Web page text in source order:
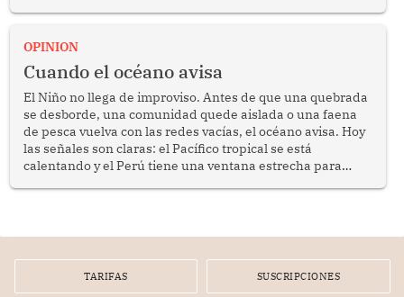
OPINION
Cuando el océano avisa
El Niño no llega de improviso. Antes de que una quebrada
se desborde, una comunidad quede aislada o una faena
de pesca vuelva con las redes vacías, el océano avisa. Hoy
las señales son claras: el Pacífico tropical se está
calentando y el Perú tiene una ventana estrecha para
TARIFAS SUSCRIPCIONES